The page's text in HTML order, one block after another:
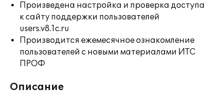
Произведена настройка и проверка доступа
к сайту поддержки пользователей
users.v8.1c.ru
Производится ежемесячное ознакомление
пользователей с новыми материалами ИТС
ПРОФ
Описание